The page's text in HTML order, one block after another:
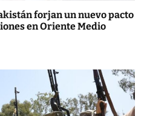
forjan un nuevo pacto
en Oriente Medio